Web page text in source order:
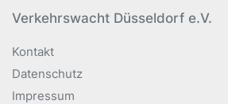
Verkehrswacht Düsseldorf e.V.
Kontakt
Datenschutz
Impressum